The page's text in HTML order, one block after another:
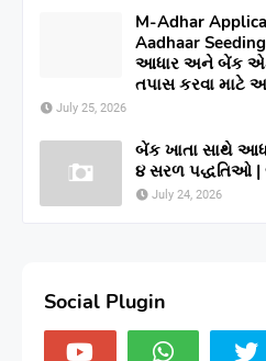
M-Adhar
Aadhaar
આધાર અને બેંક
તપાસ કરવા માટે
July 25, 2026
બેંક ખાતા સાથે
૪ સરળ પદ્ધતિઓ |
July 24, 2026
Social Plugin